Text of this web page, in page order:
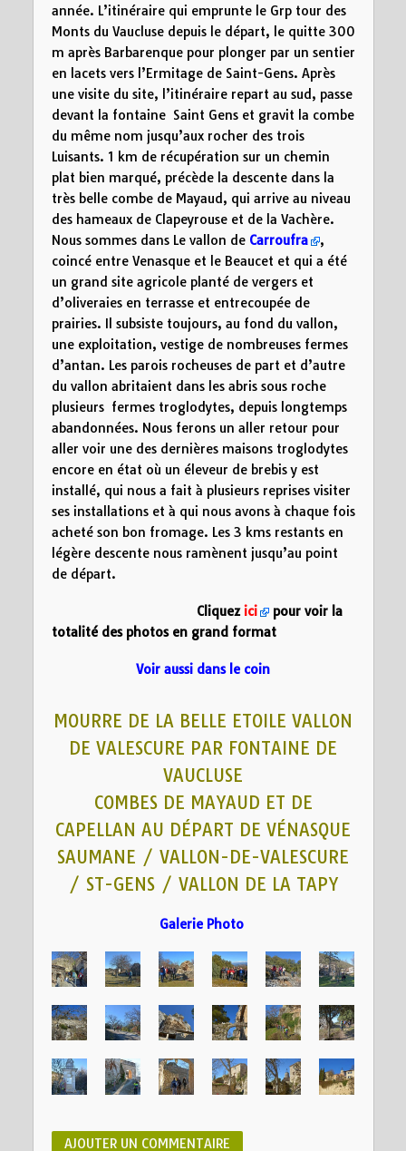
année. L’itinéraire qui emprunte le Grp tour des
Monts du Vaucluse depuis le départ, le quitte 300
m après Barbarenque pour plonger par un sentier
en lacets vers l’Ermitage de Saint-Gens. Après
une visite du site, l’itinéraire repart au sud, passe
devant la fontaine Saint Gens et gravit la combe
du même nom jusqu’aux rocher des trois
Luisants. 1 km de récupération sur un chemin
plat bien marqué, précède la descente dans la
très belle combe de Mayaud, qui arrive au niveau
des hameaux de Clapeyrouse et de la Vachère.
Nous sommes dans Le vallon de Carroufra
,
coincé entre Venasque et le Beaucet et qui a été
un grand site agricole planté de vergers et
d’oliveraies en terrasse et entrecoupée de
prairies. Il subsiste toujours, au fond du vallon,
une exploitation, vestige de nombreuses fermes
d’antan. Les parois rocheuses de part et d’autre
du vallon abritaient dans les abris sous roche
plusieurs fermes troglodytes, depuis longtemps
abandonnées. Nous ferons un aller retour pour
aller voir une des dernières maisons troglodytes
encore en état où un éleveur de brebis y est
installé, qui nous a fait à plusieurs reprises visiter
ses installations et à qui nous avons à chaque fois
acheté son bon fromage. Les 3 kms restants en
légère descente nous ramènent jusqu’au point
de départ.
Cliquez ici
pour voir la
totalité des photos en grand format
Voir aussi dans le coin
MOURRE DE LA BELLE ETOILE VALLON
DE VALESCURE PAR FONTAINE DE
VAUCLUSE
COMBES DE MAYAUD ET DE
CAPELLAN AU DÉPART DE VÉNASQUE
SAUMANE / VALLON-DE-VALESCURE
/ ST-GENS / VALLON DE LA TAPY
Galerie Photo
AJOUTER UN COMMENTAIRE